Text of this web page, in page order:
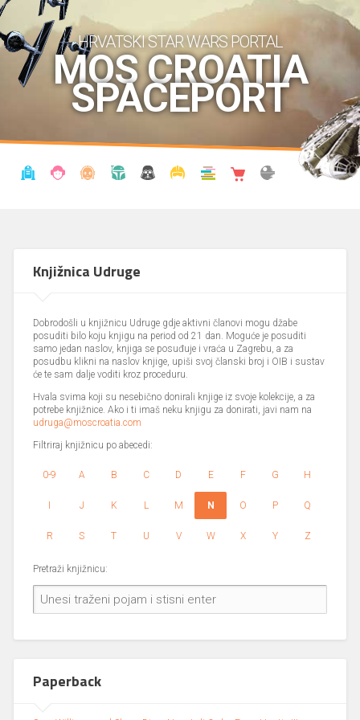
HRVATSKI STAR WARS PORTAL
MOS CROATIA
SPACEPORT
Knjižnica Udruge
Dobrodošli u knjižnicu Udruge gdje aktivni članovi mogu džabe
posuditi bilo koju knjigu na period od 21 dan. Moguće je posuditi
samo jedan naslov, knjiga se posuđuje i vraća u Zagrebu, a za
posudbu klikni na naslov knjige, upiši svoj članski broj i OIB i sustav
će te sam dalje voditi kroz proceduru.
Hvala svima koji su nesebično donirali knjige iz svoje kolekcije, a za
potrebe knjižnice. Ako i ti imaš neku knjigu za donirati, javi nam na
udruga@moscroatia.com
Filtriraj knjižnicu po abecedi:
0-9 A B C D E F G H
I J K L M N O P Q
R S T U V W X Y Z
Pretraži knjižnicu:
Paperback